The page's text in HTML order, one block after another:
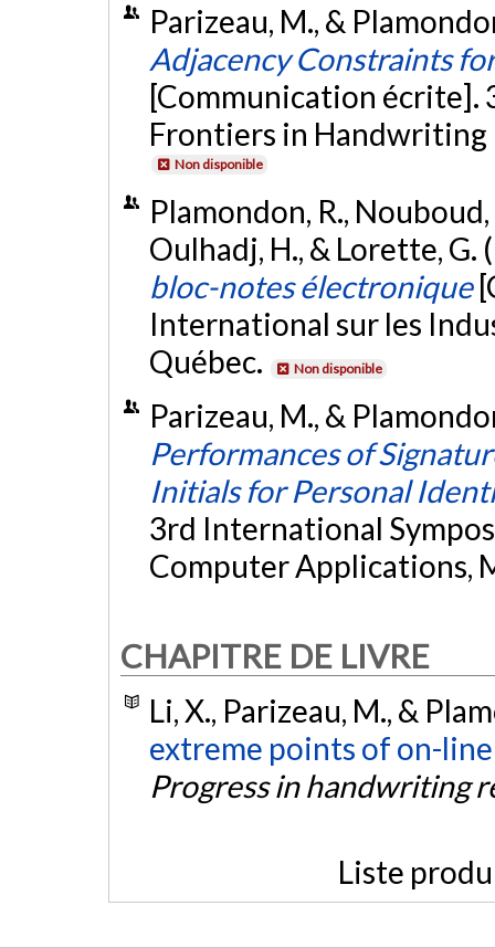
Parizeau, M., &
Adjacency Constraints
[Communication
Frontiers in Handwriting
Non disponible
Plamondon, R.,
Oulhadj, H., & Lorette,
bloc-notes électronique
International sur les
Québec.
Non disponible
Parizeau, M., &
Performances of
Initials for Personal
3rd International
Computer Applications,
CHAPITRE DE LIVRE
Li, X., Parizeau, M., &
extreme points of on-
Progress in handwriting
Liste